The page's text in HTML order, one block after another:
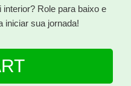
Role para baixo e
iniciar sua jornada!